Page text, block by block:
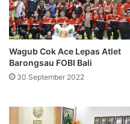
Wagub Cok Ace Lepas Atlet
Barongsau FOBI Bali
30 September 2022